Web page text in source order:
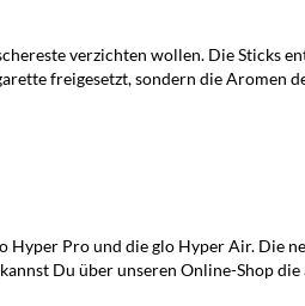
verzichten wollen. Die Sticks
freigesetzt, sondern die Aromen
Pro und die glo Hyper Air. Die
Du über unseren Online-Shop die